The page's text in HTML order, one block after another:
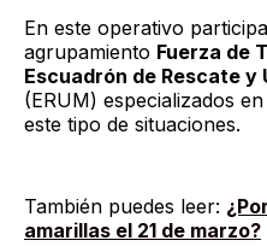
En este operativo
agrupamiento Fuerza de
Escuadrón de Rescate y
(ERUM) especializados
este tipo de situaciones.
También puedes leer:
amarillas el 21 de marzo?